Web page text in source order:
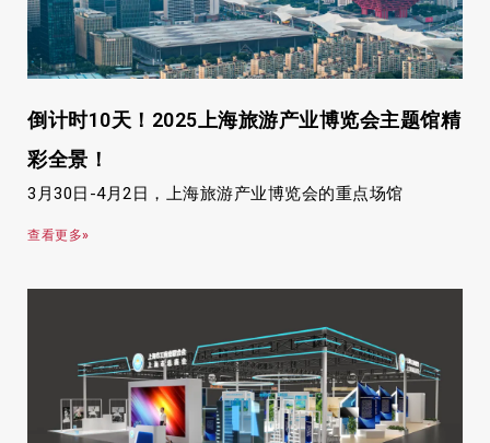
倒计时10天！2025上海旅游产业博览会主题馆精
彩全景！
3月30日-4月2日，上海旅游产业博览会的重点场馆
查看更多»